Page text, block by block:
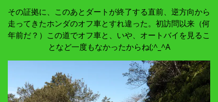
その証拠に、このあとダートが終了する直前、逆方向から
走ってきたホンダのオフ車とすれ違った。初訪問以来（何
年前だ？）この道でオフ車と、いや、オートバイを見るこ
となど一度もなかったからね(;^_^A